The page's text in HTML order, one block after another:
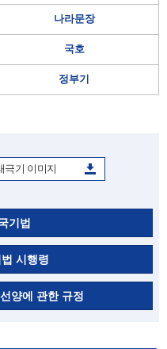
나라문장
국호
정부기
극기 이미지
기법
시행령
양에 관한 규정